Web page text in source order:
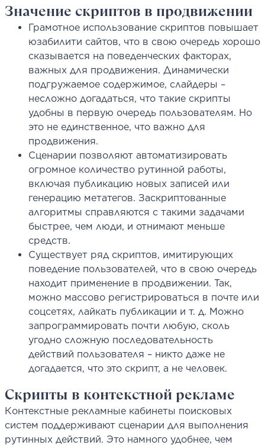
Значение скриптов в продвижении
Грамотное использование скриптов повышает
юзабилити сайтов, что в свою очередь хорошо
сказывается на поведенческих факторах,
важных для продвижения. Динамически
подгружаемое содержимое, слайдеры –
несложно догадаться, что такие скрипты
удобны в первую очередь пользователям. Но
это не единственное, что важно для
продвижения.
Сценарии позволяют автоматизировать
огромное количество рутинной работы,
включая публикацию новых записей или
генерацию метатегов. Заскриптованные
алгоритмы справляются с такими задачами
быстрее, чем люди, и отнимают меньше
средств.
Существует ряд скриптов, имитирующих
поведение пользователей, что в свою очередь
находит применение в продвижении. Так,
можно массово регистрироваться в почте или
соцсетях, лайкать публикации и т. д. Можно
запрограммировать почти любую, сколь
угодно сложную последовательность
действий пользователя – никто даже не
догадается, что это скрипт, а не человек.
Скрипты в контекстной рекламе
Контекстные рекламные кабинеты поисковых
систем поддерживают сценарии для выполнения
рутинных действий. Это намного удобнее, чем